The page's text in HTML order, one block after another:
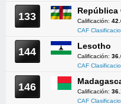
133 República
Calificación:
CAF
144 Lesotho
Calificación:
CAF
146 Calificación:
CAF